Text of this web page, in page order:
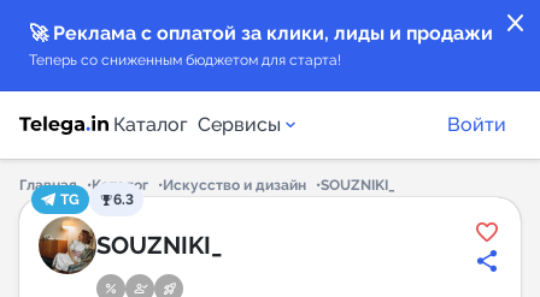
close
🚀 Реклама с оплатой за клики, лиды и продажи
Теперь со сниженным бюджетом для старта!
Каталог Сервисы
Каталог каналов
Каталог ботов
Войти
Главная Каталог Искусство и дизайн
SOUZNIKI_
TG
6.3
SOUZNIKI_